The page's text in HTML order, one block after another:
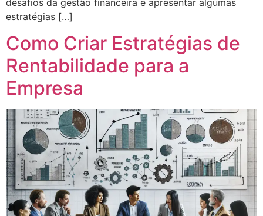
desafios da gestão financeira e apresentar algumas
estratégias […]
Como Criar Estratégias de
Rentabilidade para a
Empresa